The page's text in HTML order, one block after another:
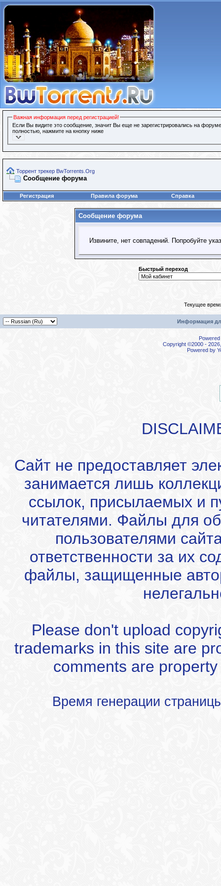
Важная информация перед регистрацией!
Если Вы видите это сообщение, значит Вы еще не зарегистрировались на
полностью, нажмите на кнопку ниже
Торрент трекер BwTorrents.Org
Сообщение форума
Регистрация Правила форума Справка
Сообщение форума
Извините, нет совпадений. Попробуйте
Быстрый переход
Текущее
Информация
Copyright ©2000 -
Powered by
Сайт не предоставляет
занимается лишь
ссылок, присылаемых и
читателями. Файлы для
пользователями
ответственности за их
файлы, защищенные
Please don't upload
trademarks in this site are
comments are
Время генерации